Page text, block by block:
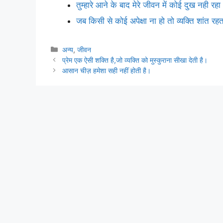
तुम्हारे आने के बाद मेरे जीवन में कोई दुख नही
जब किसी से कोई अपेक्षा ना हो तो व्यक्ति शांत
Categories
अन्य,जीवन
प्रेम एक ऐसी शक्ति है,जो व्यक्ति को मुस्कुराना सीखा देती है।
आसान चीज़ हमेशा सही नहीं होती है।